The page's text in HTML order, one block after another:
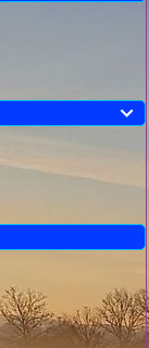
